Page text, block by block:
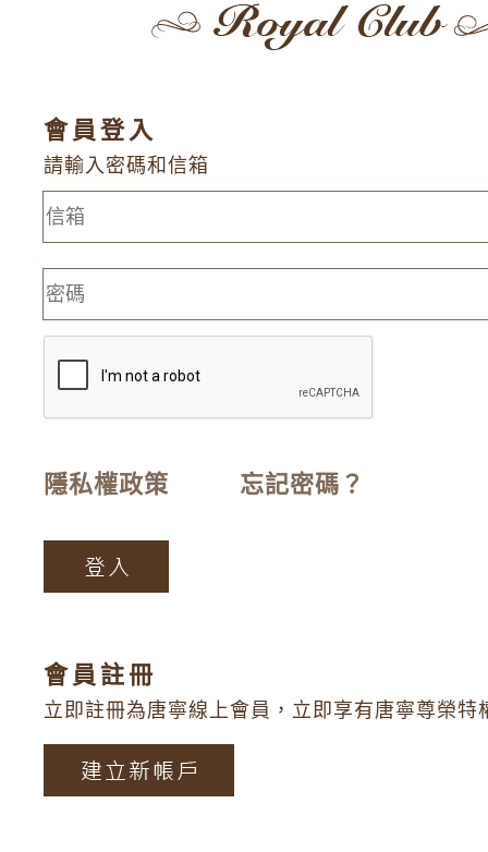
會員登入
請輸入密碼和信箱
隱私權政策 忘記密碼？
會員註冊
立即註冊為唐寧線上會員，立即享有唐寧尊榮特